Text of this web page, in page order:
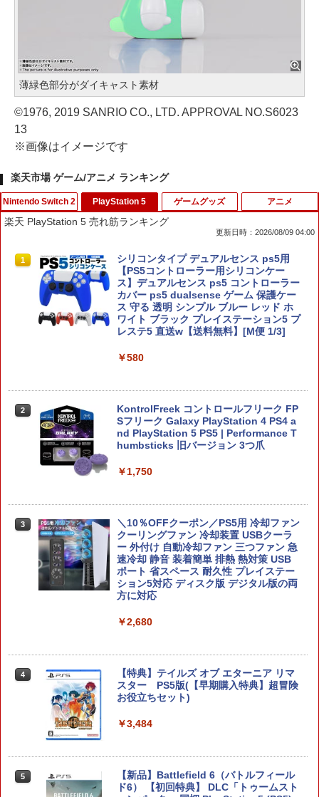
薄緑色部分がダイキャスト素材
©1976, 2019 SANRIO CO., LTD. APPROVAL NO.S6023
13
※画像はイメージです
楽天市場 ゲーム/アニメ ランキング
Nintendo Switch 2
1
【7週連続1位】inklink公式 Switch / Sw
itch2 コントローラー 最新モデル 最新フ
ァームウェア プロコン プロコン2 プロコ
ントローラー スイッチ2 スイッチ Switc
h コントローラー ワイヤレスコントロー
ラー 連射機能 ワイヤレス switch2コン
トローラ Switch2コントローラー
￥2,960
2 Switch2用 温度モニターファン
￥3,224
【お買い物マラソン期間限定♪最大30％O
FF】【tomtoc公式店】 Switch 2対応 ハ
ードケース FancyCase-G05 Nintendo
2025年 スイッチ2モデル用 スリムケース
持ち運び キャリングケース 耐衝撃 薄型
ハードポーチ ゲームカード12枚収納 ア
クセサリーポーチ
【顧客満足度98.3%】 Switch2 ケース
大容量 Switch2/Switch通常モデル/Swit
ch lite/Switch 有機ELモテルに対応 収納
バッグ 防水 防塵 耐衝撃 持ち運び便利 ポ
ックなど収納可能 カバー 収納ボックス
PlayStation 5
楽天 PlayStation 5 売れ筋ランキング
更新日時：2026/08/09 04:00
1
シリコンタイプ デュアルセンス ps5用
【PS5コントローラー用シリコンケー
ス】デュアルセンス ps5 コントローラー
カバー ps5 dualsense ゲーム 保護ケー
ス 守る 透明 シンプル ブルー レッド ホ
ワイト ブラック プレイステーション5 プ
レステ5 直送w【送料無料】[M便 1/3]
￥580
2
KontrolFreek コントロールフリーク FP
Sフリーク Galaxy PlayStation 4 PS4 a
nd PlayStation 5 PS5 | Performance T
humbsticks 旧バージョン 3つ爪
￥1,750
3
＼10％OFFクーポン／PS5用 冷却ファン
クーリングファン 冷却装置 USBクーラ
ー 外付け 自動冷却ファン 三つファン 急
速冷却 静音 装着簡単 排熱 熱対策 USB
ポート 省スペース 耐久性 プレイステー
ション5対応 ディスク版 デジタル版の両
方に対応
￥2,680
4
【特典】テイルズ オブ エターニア リマ
スター PS5版(【早期購入特典】超冒険
お役立ちセット)
￥3,484
5
【新品】Battlefield 6（バトルフィール
ド6） 【初回特典】 DLC「トゥームスト
ゲームグッズ アニメ